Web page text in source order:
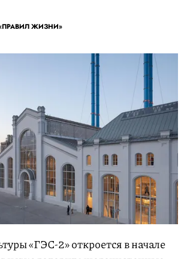
ЖИЗНИ»
«ГЭС-2» откроется в начале